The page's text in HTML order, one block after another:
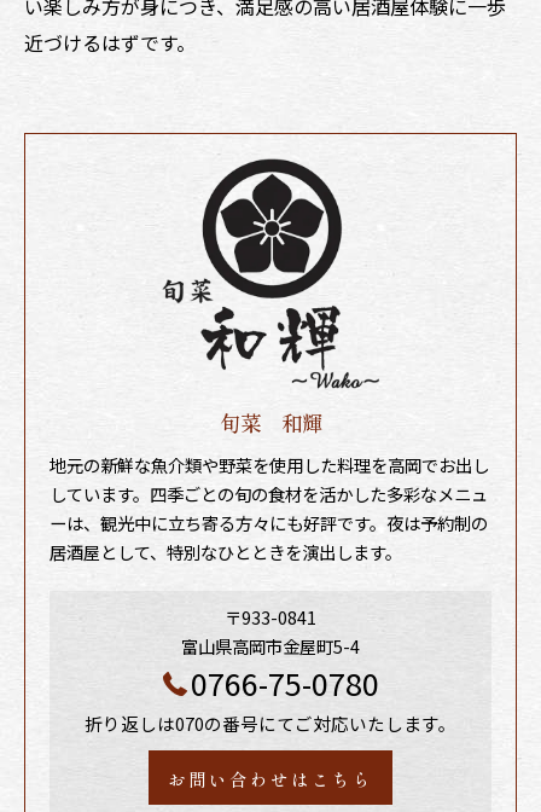
い楽しみ方が身につき、満足感の高い居酒屋体験に一歩
近づけるはずです。
旬菜 和輝
地元の新鮮な魚介類や野菜を使用した料理を高岡でお出し
しています。四季ごとの旬の食材を活かした多彩なメニュ
ーは、観光中に立ち寄る方々にも好評です。夜は予約制の
居酒屋として、特別なひとときを演出します。
〒933-0841
富山県高岡市金屋町5-4
0766-75-0780
折り返しは070の番号にてご対応いたします。
お問い合わせはこちら